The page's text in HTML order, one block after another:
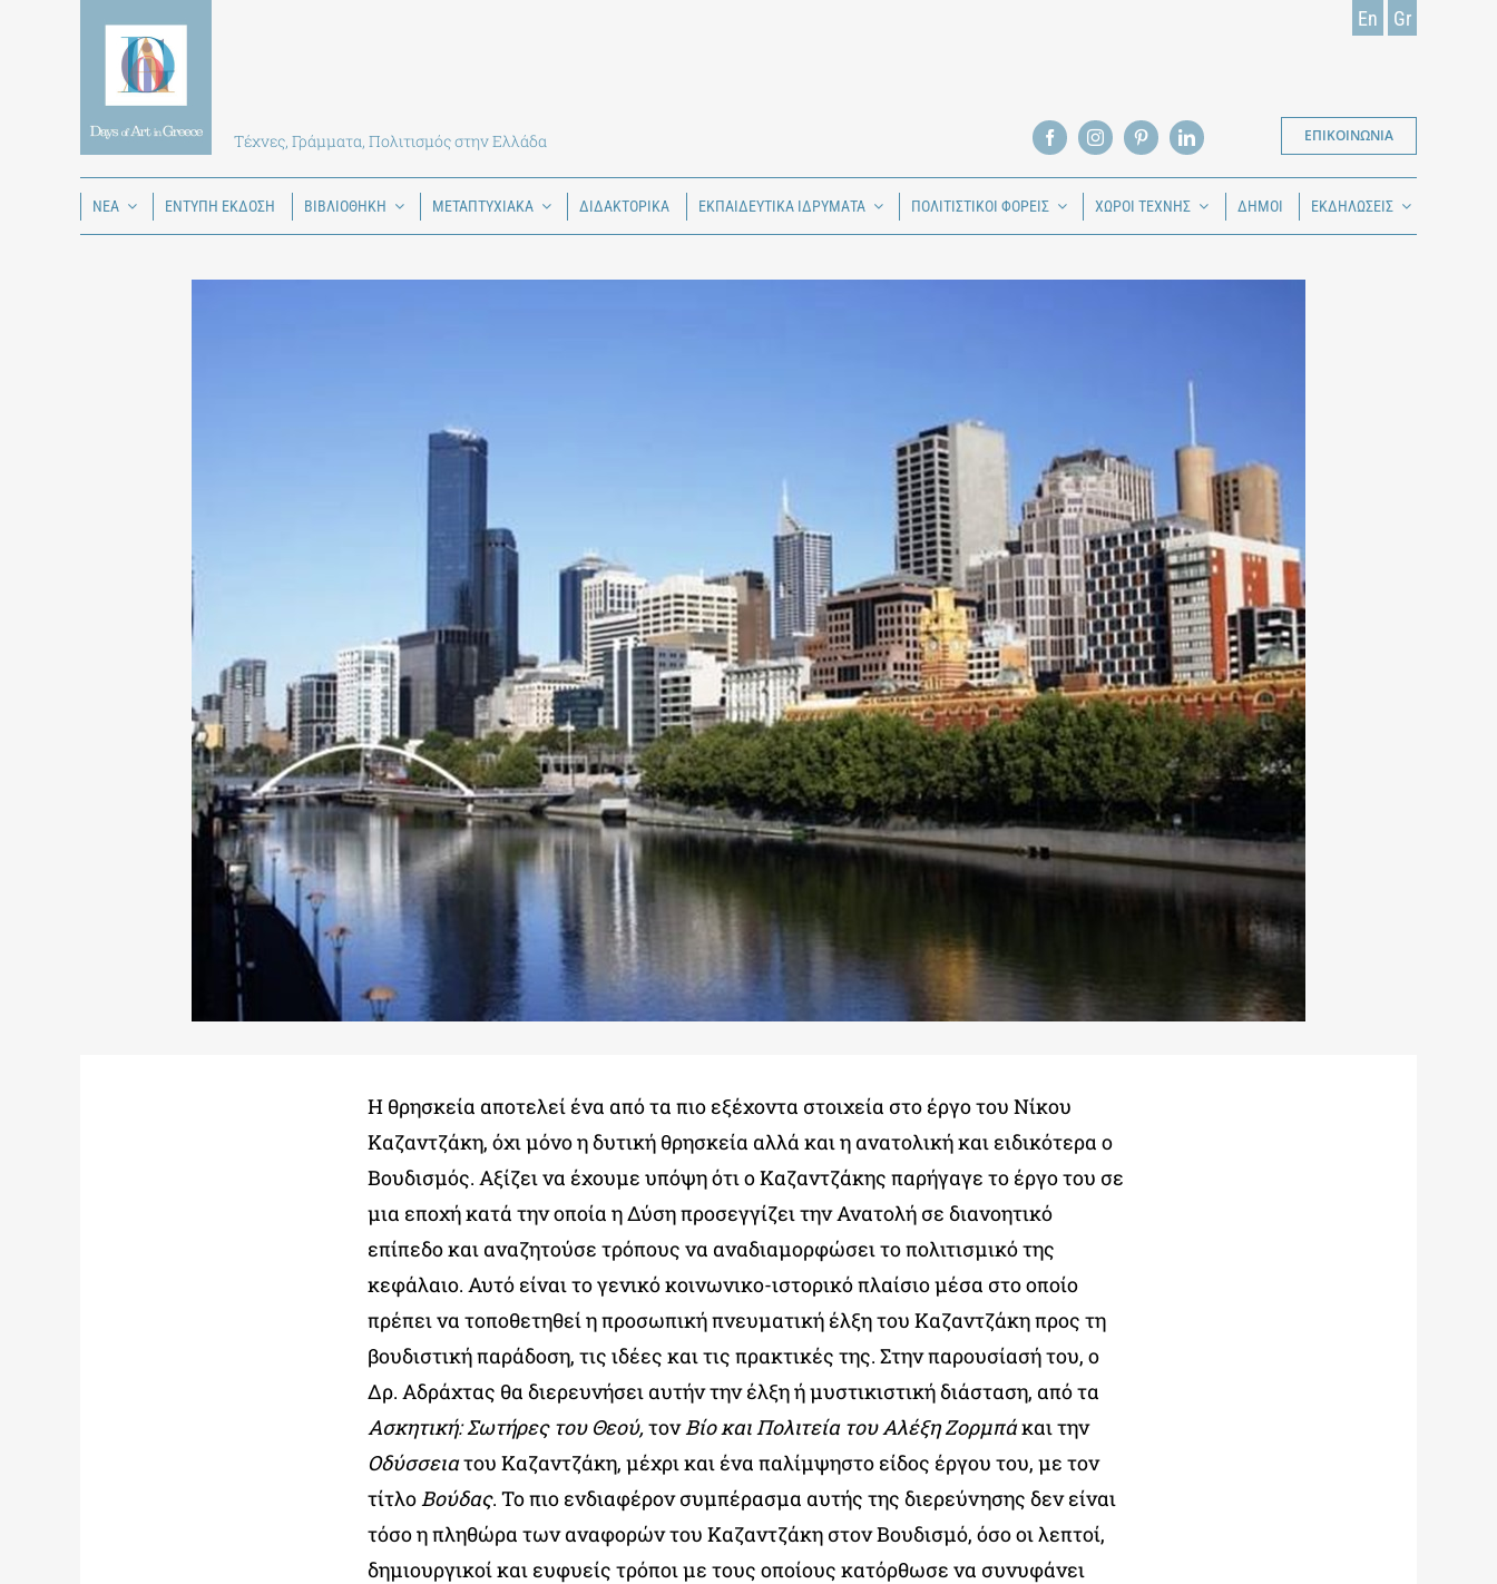
Τέχνες, Γράμματα, Πολιτισμός στην Ελλάδα
En Gr
ΕΠΙΚΟΙΝΩΝΙΑ
ΝΕΑ ΕΝΤΥΠΗ ΕΚΔΟΣΗ ΒΙΒΛΙΟΘΗΚΗ ΜΕΤΑΠΤΥΧΙΑΚΑ ΔΙΔΑΚΤΟΡΙΚΑ ΕΚΠΑΙΔΕΥΤΙΚΑ ΙΔΡΥΜΑΤΑ ΠΟΛΙΤΙΣΤΙΚΟΙ ΦΟΡΕΙΣ ΧΩΡΟΙ ΤΕΧΝΗΣ ΔΗΜΟΙ ΕΚΔΗΛΩΣΕΙΣ
Η θρησκεία αποτελεί ένα από τα πιο εξέχοντα στοιχεία στο έργο του Νίκου
Καζαντζάκη, όχι μόνο η δυτική θρησκεία αλλά και η ανατολική και ειδικότερα ο
Βουδισμός. Αξίζει να έχουμε υπόψη ότι ο Καζαντζάκης παρήγαγε το έργο του σε
μια εποχή κατά την οποία η Δύση προσεγγίζει την Ανατολή σε διανοητικό
επίπεδο και αναζητούσε τρόπους να αναδιαμορφώσει το πολιτισμικό της
κεφάλαιο. Αυτό είναι το γενικό κοινωνικο-ιστορικό πλαίσιο μέσα στο οποίο
πρέπει να τοποθετηθεί η προσωπική πνευματική έλξη του Καζαντζάκη προς τη
βουδιστική παράδοση, τις ιδέες και τις πρακτικές της. Στην παρουσίασή του, ο
Δρ. Αδράχτας θα διερευνήσει αυτήν την έλξη ή μυστικιστική διάσταση, από τα
Ασκητική: Σωτήρες του Θεού,τονΒίο και Πολιτεία του Αλέξη Ζορμπάκαι την
Οδύσσειατου Καζαντζάκη, μέχρι και ένα παλίμψηστο είδος έργου του, με τον
τίτλοΒούδας. Το πιο ενδιαφέρον συμπέρασμα αυτής της διερεύνησης δεν είναι
τόσο η πληθώρα των αναφορών του Καζαντζάκη στον Βουδισμό, όσο οι λεπτοί,
δημιουργικοί και ευφυείς τρόποι με τους οποίους κατόρθωσε να συνυφάνει